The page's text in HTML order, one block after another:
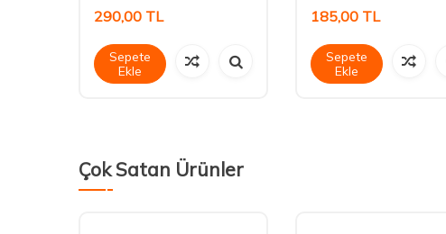
290,00 TL
Sepete
Ekle
185,00 TL
Sepete
Ekle
Çok Satan Ürünler